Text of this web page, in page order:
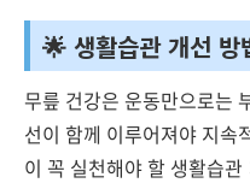
🌟 생활습관 개선 방
무릎 건강은 운동만으로는
선이 함께 이루어져야 지속
이 꼭 실천해야 할 생활습